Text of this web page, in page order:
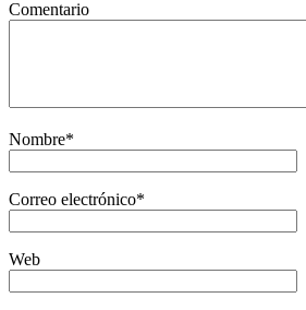
Comentario
Nombre*
Correo electrónico*
Web